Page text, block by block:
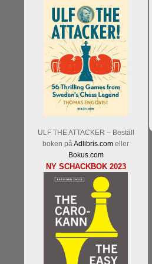
ULF THE ATTACKER – Beställ
boken påAdlibris.com eller
Bokus.com
NY SCHACKBOK 2023